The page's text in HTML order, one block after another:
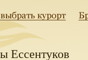
Ессентуков